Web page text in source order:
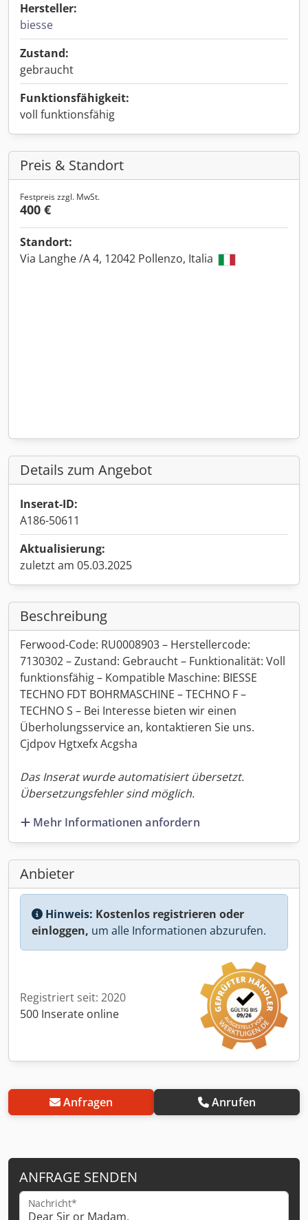
Hersteller:
biesse
Zustand:
gebraucht
Funktionsfähigkeit:
voll funktionsfähig
Preis & Standort
Festpreis zzgl. MwSt.
400 €
Standort:
Via Langhe /A 4, 12042 Pollenzo, Italia
Details zum Angebot
Inserat-ID:
A186-50611
Aktualisierung:
zuletzt am 05.03.2025
Beschreibung
Ferwood-Code: RU0008903 – Herstellercode:
7130302 – Zustand: Gebraucht – Funktionalität: Voll
funktionsfähig – Kompatible Maschine: BIESSE
TECHNO FDT BOHRMASCHINE – TECHNO F –
TECHNO S – Bei Interesse bieten wir einen
Überholungsservice an, kontaktieren Sie uns.
Cjdpov Hgtxefx Acgsha
Das Inserat wurde automatisiert übersetzt.
Übersetzungsfehler sind möglich.
Mehr Informationen anfordern
Anbieter
Hinweis: Kostenlos registrieren oder
einloggen, um alle Informationen abzurufen.
Registriert seit: 2020
500 Inserate online
Anfragen Anrufen
ANFRAGE SENDEN
Nachricht*